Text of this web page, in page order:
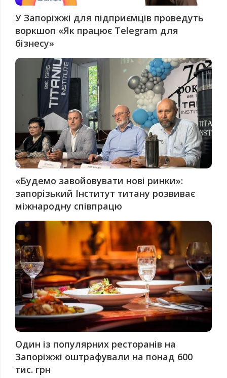
У Запоріжжі для підприємців проведуть
воркшоп «Як працює Telegram для
бізнесу»
«Будемо завойовувати нові ринки»:
запорізький Інститут титану розвиває
міжнародну співпрацю
Один із популярних ресторанів на
Запоріжжі оштрафували на понад 600
тис. грн